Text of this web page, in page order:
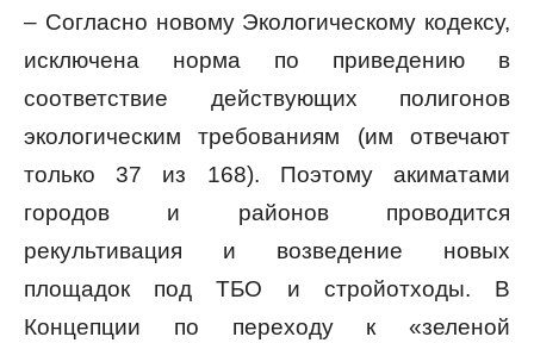
– Согласно новому Экологическому кодексу,
исключена норма по приведению в
соответствие действующих полигонов
экологическим требованиям (им отвечают
только 37 из 168). Поэтому акиматами
городов и районов проводится
рекультивация и возведение новых
площадок под ТБО и стройотходы. В
Концепции по переходу к «зеленой